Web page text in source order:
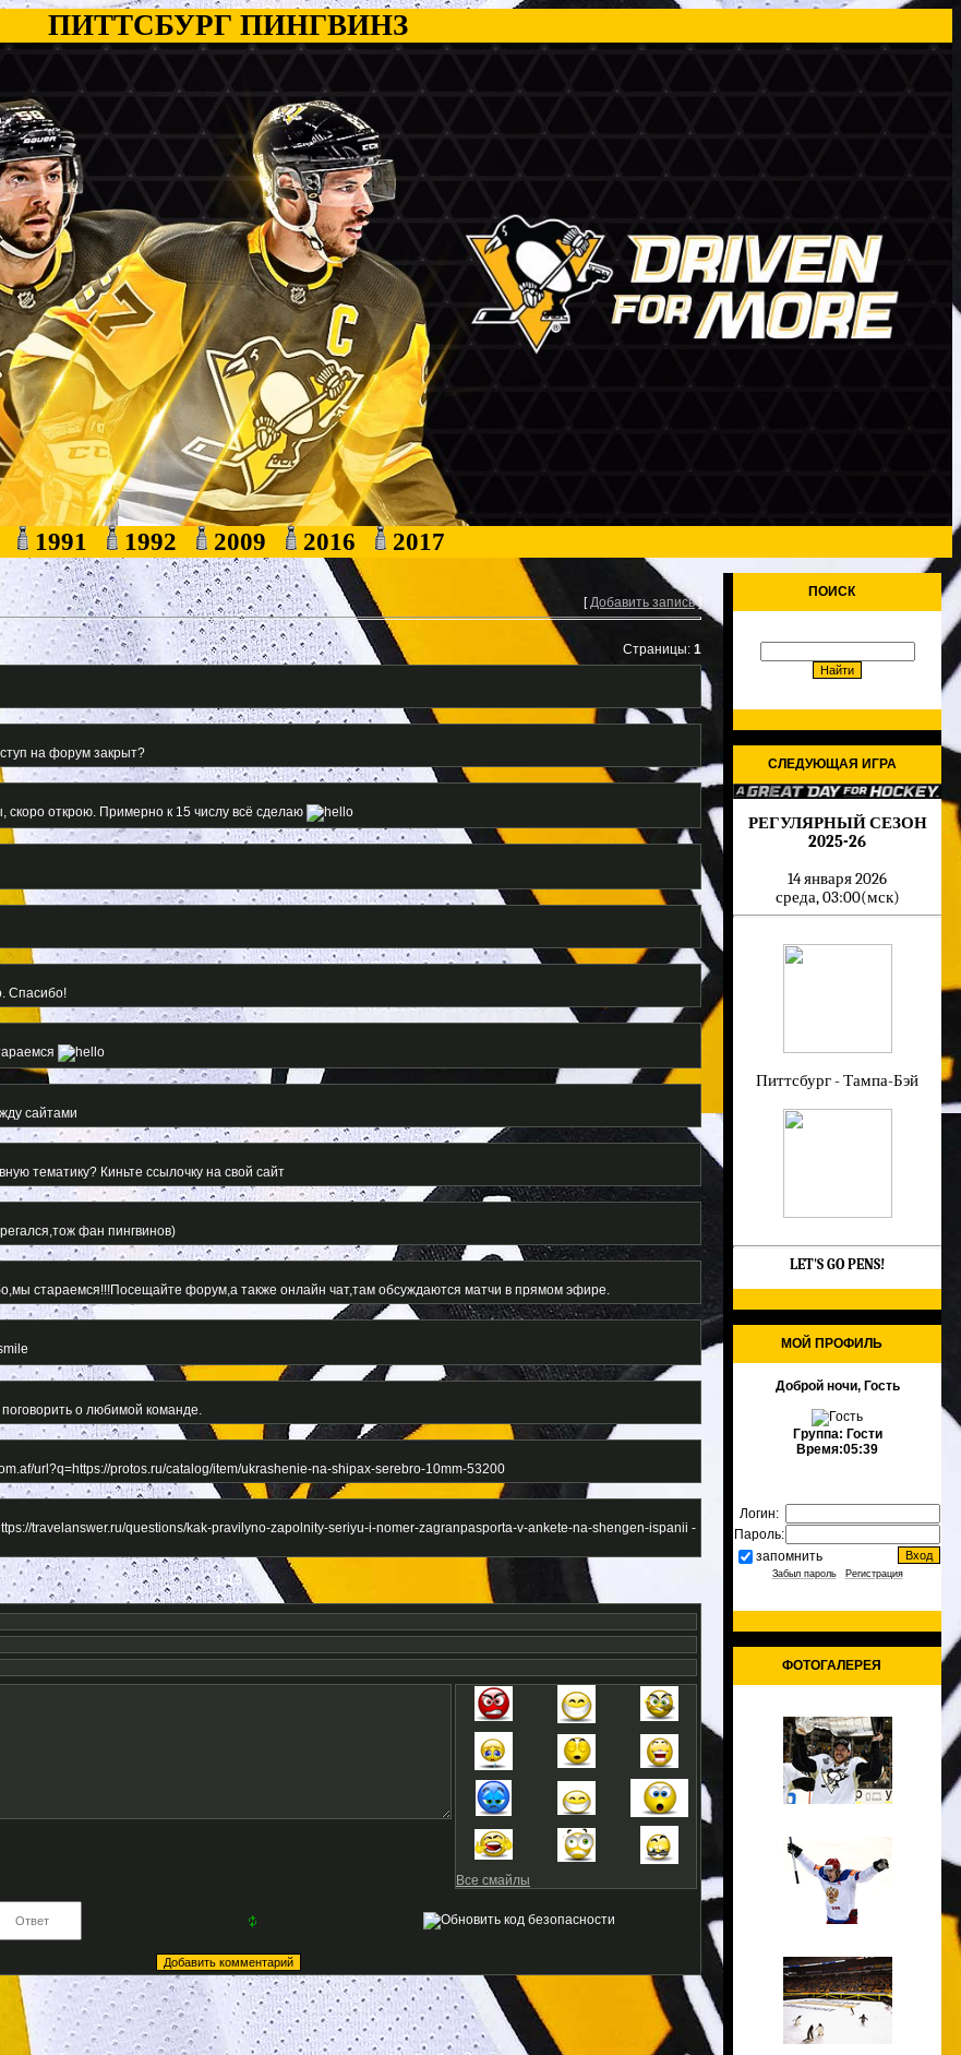
ПИТТСБУРГ ПИНГВИНЗ
1991 1992 2009 2016 2017
[ Добавить запись]
Страницы: 1
на форум закрыт?
скоро открою. Примерно к 15 числу всё сделаю
Спасибо!
сайтами
тематику? Киньте ссылочку на свой сайт
фан пингвинов)
стараемся!!!Посещайте форум,а также онлайн чат,там обсуждаются матчи в прямом эфире.
о любимой команде.
url?q=https://protos.ru/catalog/item/ukrashenie-na-shipax-serebro-10mm-53200
travelanswer.ru/questions/kak-pravilyno-zapolnity-seriyu-i-nomer-zagranpasporta-v-ankete-na-shengen-ispanii -
1-15
Все смайлы
ПОИСК
СЛЕДУЮЩАЯ ИГРА
РЕГУЛЯРНЫЙ СЕЗОН
2025-26
14 января 2026
среда, 03:00(мск)
Питтсбург - Тампа-Бэй
LET'S GO PENS!
МОЙ ПРОФИЛЬ
Доброй ночи, Гость
Группа: Гости
Время:05:39
Логин:
Пароль:
запомнить
Забыл пароль| Регистрация
ФОТОГАЛЕРЕЯ